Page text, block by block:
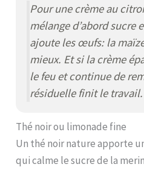
Pour une crème au
mélange d’abord sucre
ajoute les œufs: la
mieux. Et si la crème
le feu et continue de
résiduelle finit le travail.
Thé noir ou limonade fine
Un thé noir nature apporte
qui calme le sucre de la